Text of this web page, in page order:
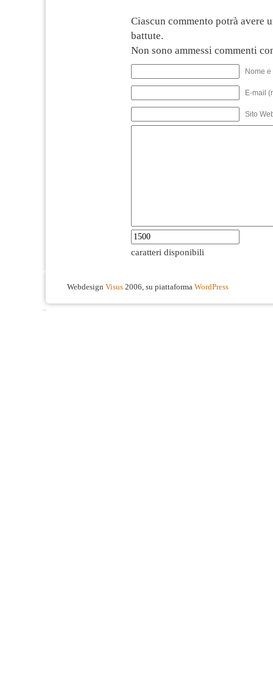
Ciascun commento potrà avere
battute.
Non sono ammessi commenti
Nome
E-mail
Sito
caratteri disponibili
Webdesign Visus 2006, su piattaforma WordPress